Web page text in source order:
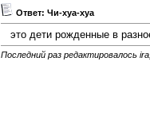
Ответ: Чи-хуа-хуа
это дети рожденные в
Последний раз редактировалось